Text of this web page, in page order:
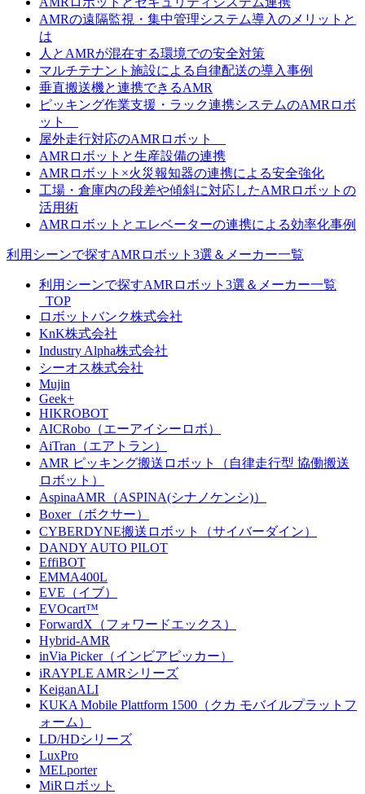
AMRの遠隔監視・集中管理システム導入のメリットと
は
人とAMRが混在する環境での安全対策
マルチテナント施設による自律配送の導入事例
垂直搬送機と連携できるAMR
ピッキング作業支援・ラック連携システムのAMRロボ
ット
屋外走行対応のAMRロボット
AMRロボットと生産設備の連携
AMRロボット×火災報知器の連携による安全強化
工場・倉庫内の段差や傾斜に対応したAMRロボットの
活用術
AMRロボットとエレベーターの連携による効率化事例
利用シーンで探すAMRロボット3選＆メーカー一覧
利用シーンで探すAMRロボット3選＆メーカー一覧
_TOP
ロボットバンク株式会社
KnK株式会社
Industry Alpha株式会社
シーオス株式会社
Mujin
Geek+
HIKROBOT
AICRobo（エーアイシーロボ）
AiTran（エアトラン）
AMR ピッキング搬送ロボット（自律走行型 協働搬送
ロボット）
AspinaAMR（ASPINA(シナノケンシ)）
Boxer（ボクサー）
CYBERDYNE搬送ロボット（サイバーダイン）
DANDY AUTO PILOT
EffiBOT
EMMA400L
EVE（イブ）
EVOcart™
ForwardX（フォワードエックス）
Hybrid-AMR
inVia Picker（インビアピッカー）
iRAYPLE AMRシリーズ
KeiganALI
KUKA Mobile Plattform 1500（クカ モバイルプラットフ
ォーム）
LD/HDシリーズ
LuxPro
MELporter
MiRロボット